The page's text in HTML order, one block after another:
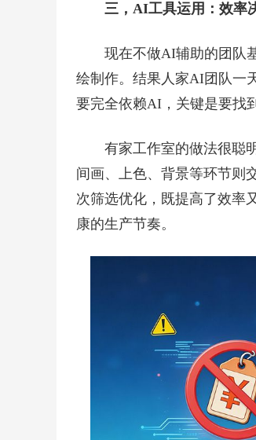
三，AI工具运用：效率
现在不做AI辅助的团队
绘制作。结果人家AI团队一
要完全依赖AI，关键是要找
有家工作室的做法很聪
间画、上色、背景等环节则
次筛选优化，既提高了效率
康的生产节奏。